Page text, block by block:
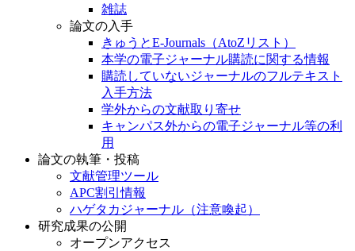
雑誌
論文の入手
きゅうとE-Journals（AtoZリスト）
本学の電子ジャーナル購読に関する情報
購読していないジャーナルのフルテキスト
入手方法
学外からの文献取り寄せ
キャンパス外からの電子ジャーナル等の利
用
論文の執筆・投稿
文献管理ツール
APC割引情報
ハゲタカジャーナル（注意喚起）
研究成果の公開
オープンアクセス